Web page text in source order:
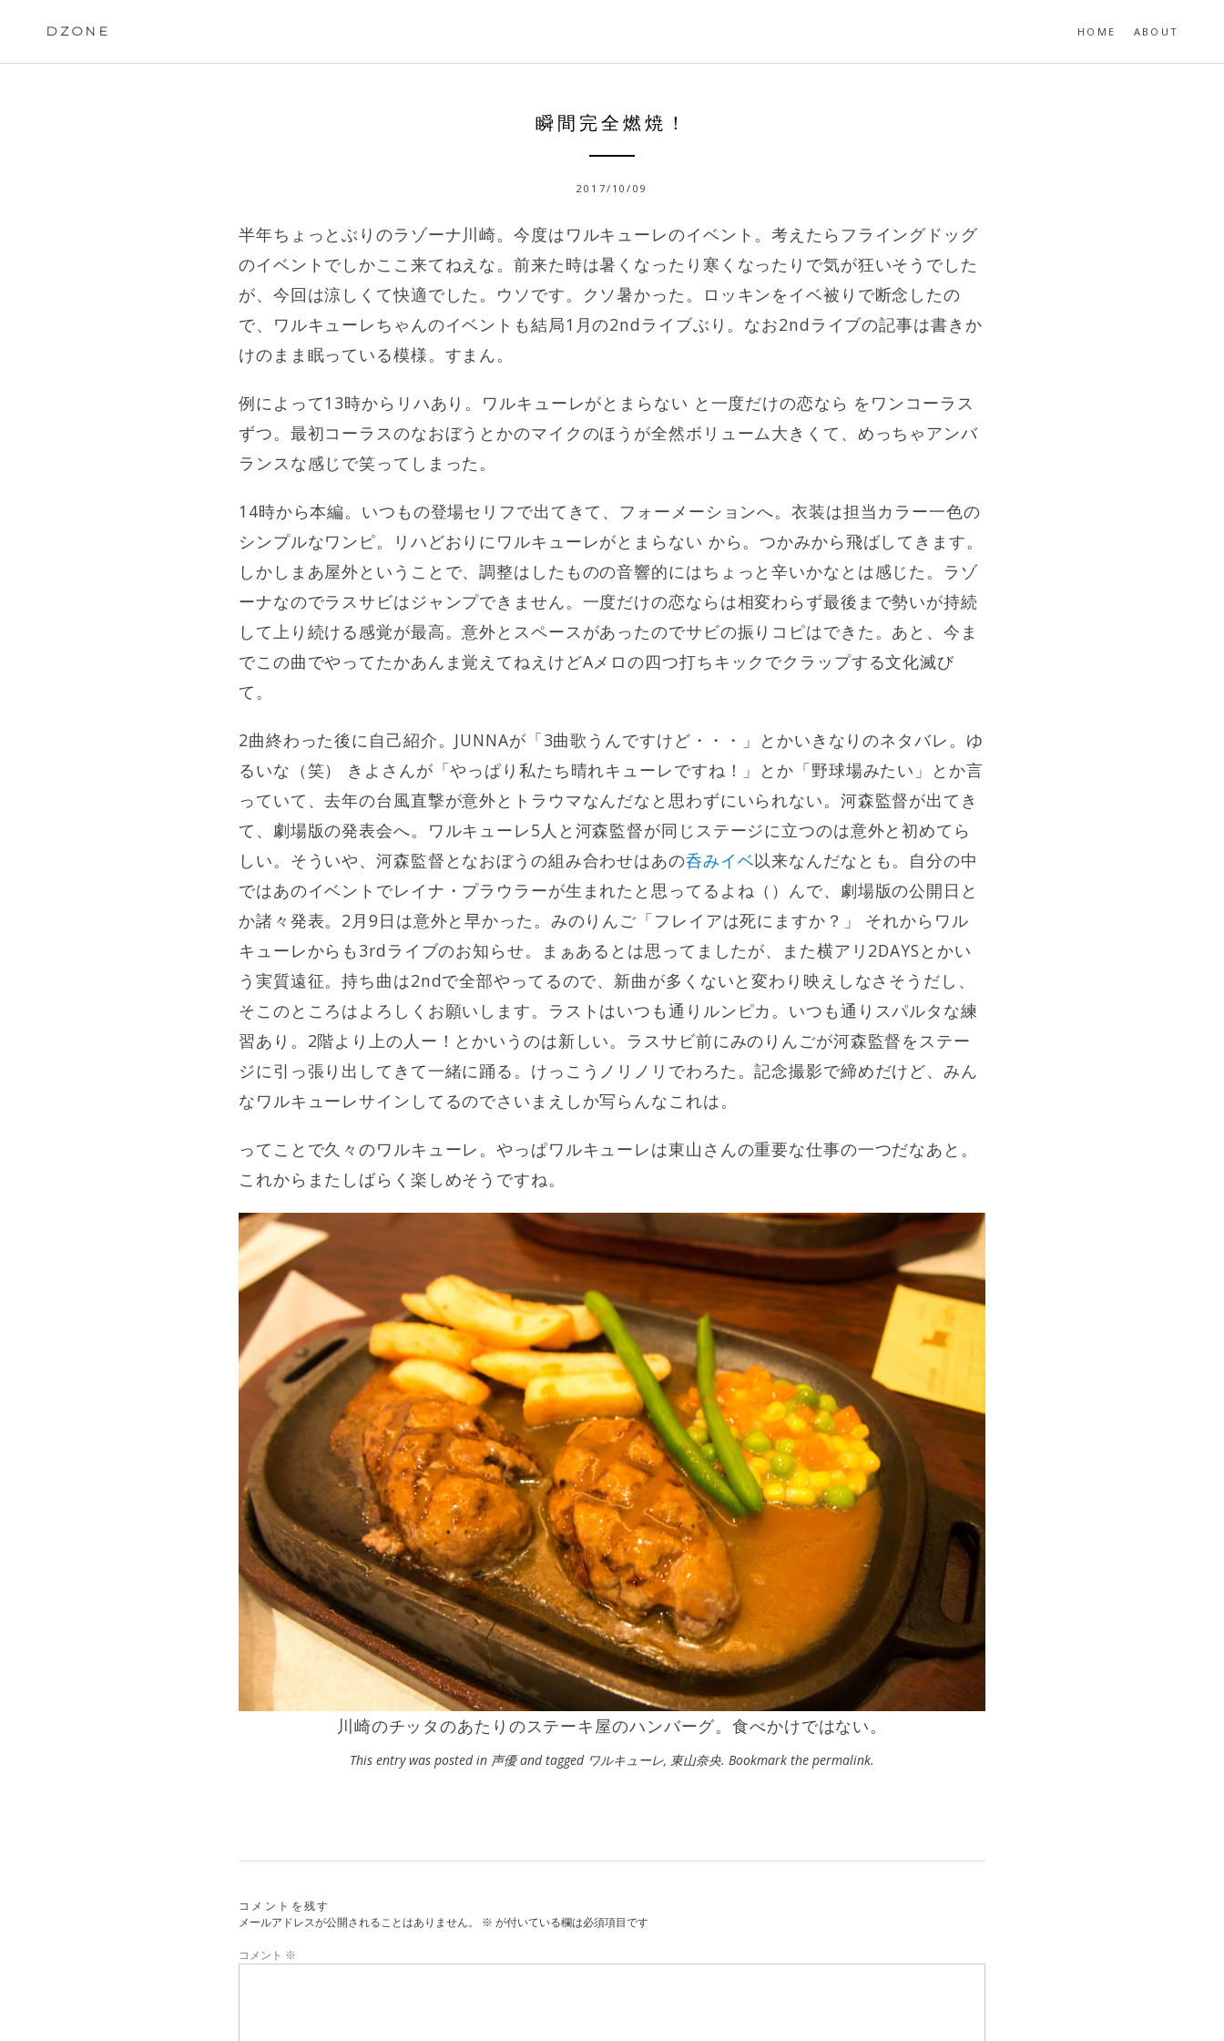
DZONE HOME ABOUT
瞬間完全燃焼！
2017/10/09
半年ちょっとぶりのラゾーナ川崎。今度はワルキューレのイベント。考えたらフライングドッグ
のイベントでしかここ来てねえな。前来た時は暑くなったり寒くなったりで気が狂いそうでした
が、今回は涼しくて快適でした。ウソです。クソ暑かった。ロッキンをイベ被りで断念したの
で、ワルキューレちゃんのイベントも結局1月の2ndライブぶり。なお2ndライブの記事は書きか
けのまま眠っている模様。すまん。
例によって13時からリハあり。ワルキューレがとまらない と一度だけの恋なら をワンコーラス
ずつ。最初コーラスのなおぼうとかのマイクのほうが全然ボリューム大きくて、めっちゃアンバ
ランスな感じで笑ってしまった。
14時から本編。いつもの登場セリフで出てきて、フォーメーションへ。衣装は担当カラー一色の
シンプルなワンピ。リハどおりにワルキューレがとまらない から。つかみから飛ばしてきます。
しかしまあ屋外ということで、調整はしたものの音響的にはちょっと辛いかなとは感じた。ラゾ
ーナなのでラスサビはジャンプできません。一度だけの恋ならは相変わらず最後まで勢いが持続
して上り続ける感覚が最高。意外とスペースがあったのでサビの振りコピはできた。あと、今ま
でこの曲でやってたかあんま覚えてねえけどAメロの四つ打ちキックでクラップする文化滅び
て。
2曲終わった後に自己紹介。JUNNAが「3曲歌うんですけど・・・」とかいきなりのネタバレ。ゆ
るいな（笑） きよさんが「やっぱり私たち晴れキューレですね！」とか「野球場みたい」とか言
っていて、去年の台風直撃が意外とトラウマなんだなと思わずにいられない。河森監督が出てき
て、劇場版の発表会へ。ワルキューレ5人と河森監督が同じステージに立つのは意外と初めてら
しい。そういや、河森監督となおぼうの組み合わせはあの呑みイベ以来なんだなとも。自分の中
ではあのイベントでレイナ・プラウラーが生まれたと思ってるよね（）んで、劇場版の公開日と
か諸々発表。2月9日は意外と早かった。みのりんご「フレイアは死にますか？」 それからワル
キューレからも3rdライブのお知らせ。まぁあるとは思ってましたが、また横アリ2DAYSとかい
う実質遠征。持ち曲は2ndで全部やってるので、新曲が多くないと変わり映えしなさそうだし、
そこのところはよろしくお願いします。ラストはいつも通りルンピカ。いつも通りスパルタな練
習あり。2階より上の人ー！とかいうのは新しい。ラスサビ前にみのりんごが河森監督をステー
ジに引っ張り出してきて一緒に踊る。けっこうノリノリでわろた。記念撮影で締めだけど、みん
なワルキューレサインしてるのでさいまえしか写らんなこれは。
ってことで久々のワルキューレ。やっぱワルキューレは東山さんの重要な仕事の一つだなあと。
これからまたしばらく楽しめそうですね。
川崎のチッタのあたりのステーキ屋のハンバーグ。食べかけではない。
This entry was posted in 声優and tagged ワルキューレ, 東山奈央. Bookmark the permalink.
コメントを残す
メールアドレスが公開されることはありません。
※ が付いている欄は必須項目です
コメント ※